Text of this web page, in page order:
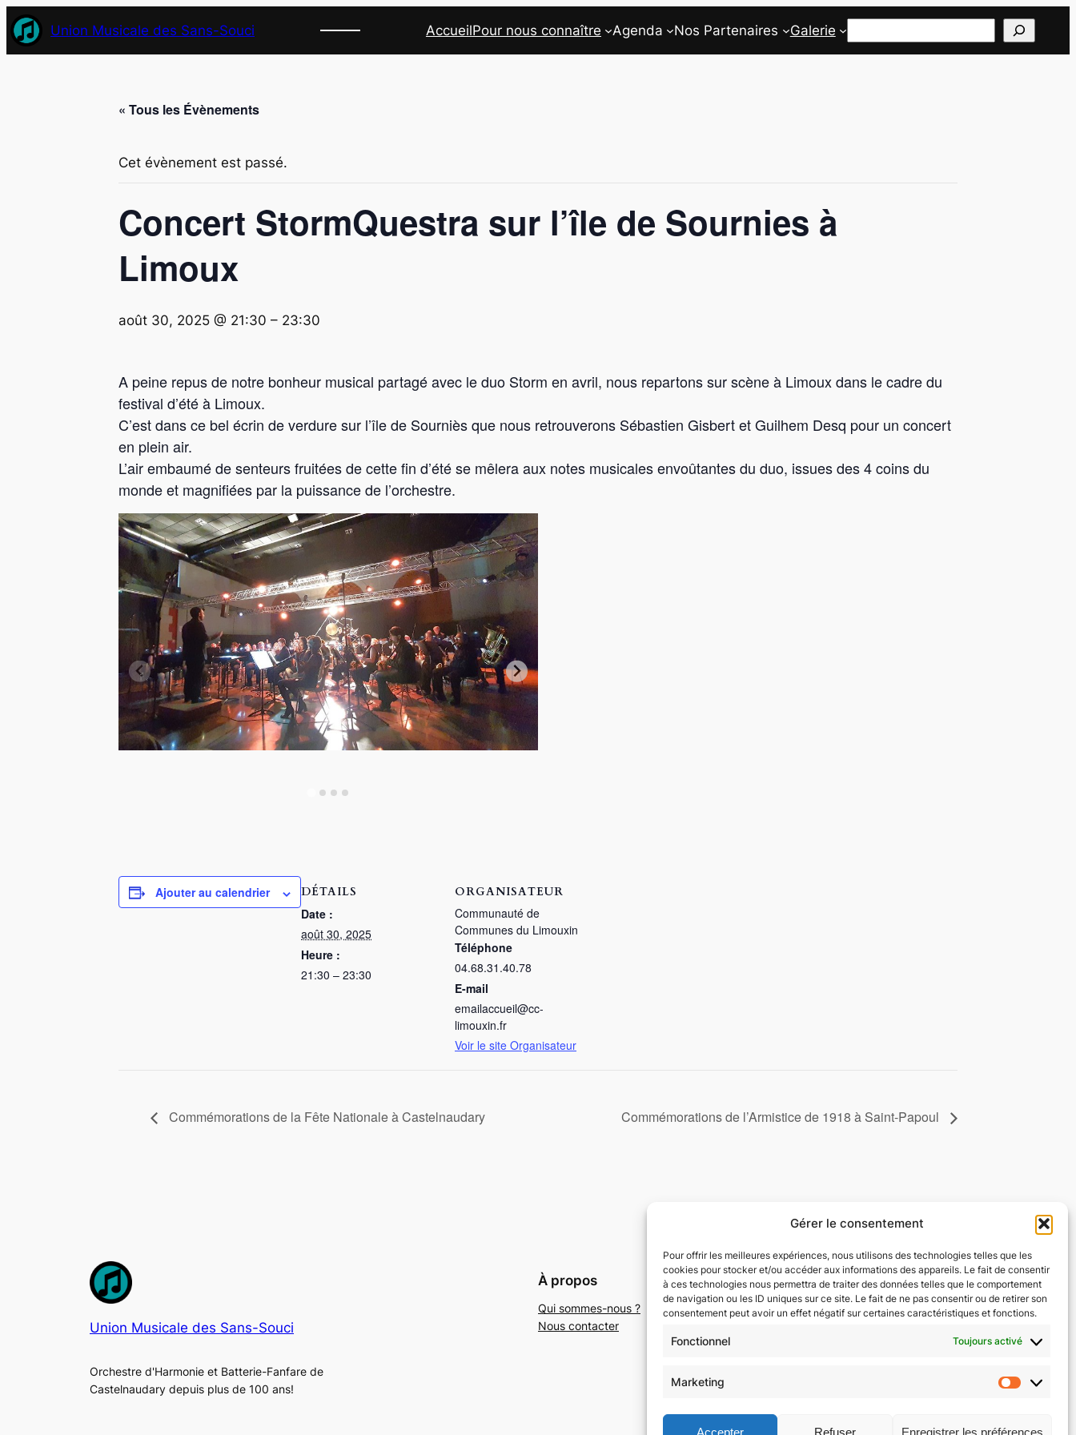
Gérer le consentement
Pour offrir les meilleures expériences, nous utilisons des technologies telles que les
cookies pour stocker et/ou accéder aux informations des appareils. Le fait de consentir
à ces technologies nous permettra de traiter des données telles que le comportement
de navigation ou les ID uniques sur ce site. Le fait de ne pas consentir ou de retirer son
consentement peut avoir un effet négatif sur certaines caractéristiques et fonctions.
Fonctionnel Toujours activé
Marketing
Accepter Refuser Enregistrer les préférences
Union Musicale des Sans-Souci AccueilPour nous connaître Agenda Nos Partenaires Galerie
« Tous les Évènements
Cet évènement est passé.
Concert StormQuestra sur l’île de Sournies à
Limoux
août 30, 2025 @ 21:30 – 23:30
A peine repus de notre bonheur musical partagé avec le duo Storm en avril, nous repartons sur scène à Limoux dans le cadre du
festival d’été à Limoux.
C’est dans ce bel écrin de verdure sur l’île de Sourniès que nous retrouverons Sébastien Gisbert et Guilhem Desq pour un concert
en plein air.
L’air embaumé de senteurs fruitées de cette fin d’été se mêlera aux notes musicales envoûtantes du duo, issues des 4 coins du
monde et magnifiées par la puissance de l’orchestre.
Ajouter au calendrier DÉTAILS
Date :
août 30, 2025
Heure :
21:30 – 23:30
ORGANISATEUR
Communauté de
Communes du Limouxin
Téléphone
04.68.31.40.78
E-mail
emailaccueil@cc-
limouxin.fr
Voir le site Organisateur
Commémorations de la Fête Nationale à Castelnaudary Commémorations de l’Armistice de 1918 à Saint-Papoul
Union Musicale des Sans-Souci
Orchestre d'Harmonie et Batterie-Fanfare de
Castelnaudary depuis plus de 100 ans!
À propos
Qui sommes-nous ?
Nous contacter
Confidentialité
Conditions générales
Politique de cookies (UE)
Réseaux sociaux
Facebook